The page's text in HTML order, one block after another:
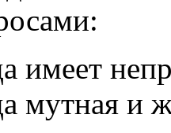
имеет
мутная и